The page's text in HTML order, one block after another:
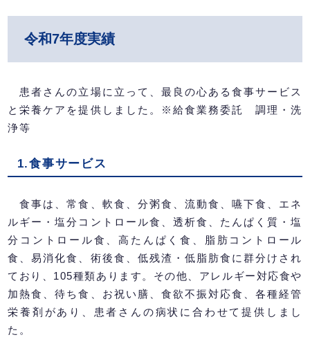
令和7年度実績
患者さんの立場に立って、最良の心ある食事サービス
と栄養ケアを提供しました。※給食業務委託 調理・洗
浄等
1.食事サービス
食事は、常食、軟食、分粥食、流動食、嚥下食、エネ
ルギー・塩分コントロール食、透析食、たんぱく質・塩
分コントロール食、高たんぱく食、脂肪コントロール
食、易消化食、術後食、低残渣・低脂肪食に群分けされ
ており、105種類あります。その他、アレルギー対応食や
加熱食、待ち食、お祝い膳、食欲不振対応食、各種経管
栄養剤があり、患者さんの病状に合わせて提供しまし
た。